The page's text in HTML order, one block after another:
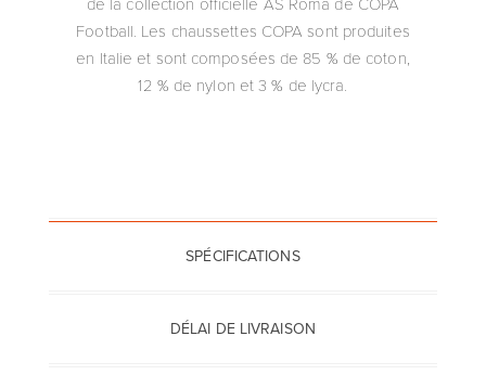
Football. Les chaussettes COPA sont produites
en Italie et sont composées de 85 % de coton,
12 % de nylon et 3 % de lycra.
SPÉCIFICATIONS
DÉLAI DE LIVRAISON